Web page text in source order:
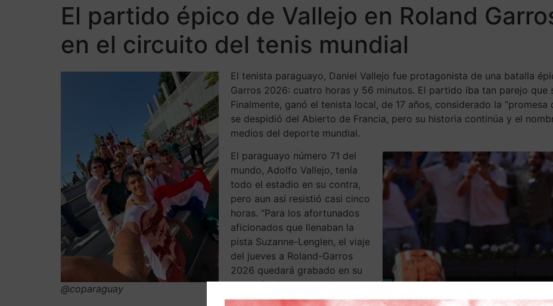
El partido épico de Vallejo en Roland
en el circuito del tenis mundial
@coparaguay
El tenista paraguayo, Daniel Vallejo fue protagonista de una batalla
Garros 2026: cuatro horas y 56 minutos. El partido iba tan parejo que
Finalmente, ganó el tenista local, de 17 años, considerado la
se despidió del Abierto de Francia, pero su historia continúa y el
medios del deporte mundial.
El paraguayo número 71 del
mundo, Adolfo Vallejo, tenía
todo el estadio en su contra,
pero aun así resistió casi cinco
horas. “Para los afortunados
aficionados que llenaban la
pista Suzanne-Lenglen, el viaje
del jueves a Roland-Garros
2026 quedará grabado en su
memoria durante mucho
tiempo, especialmente para